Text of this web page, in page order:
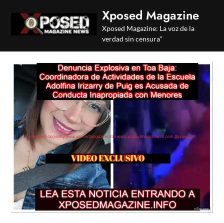
content
Xposed Magazine
Xposed Magazine: La voz de la
verdad sin censura"